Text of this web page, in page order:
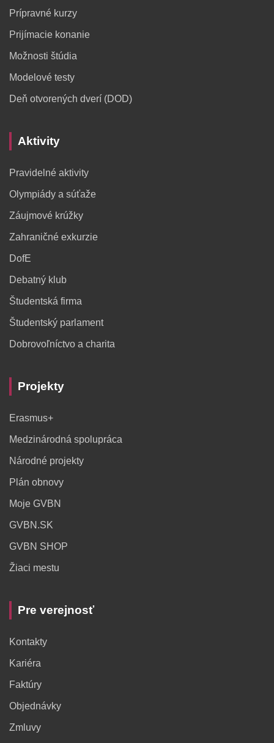
Prípravné kurzy
Prijímacie konanie
Možnosti štúdia
Modelové testy
Deň otvorených dverí (DOD)
Aktivity
Pravidelné aktivity
Olympiády a súťaže
Záujmové krúžky
Zahraničné exkurzie
DofE
Debatný klub
Študentská firma
Študentský parlament
Dobrovoľníctvo a charita
Projekty
Erasmus+
Medzinárodná spolupráca
Národné projekty
Plán obnovy
Moje GVBN
GVBN.SK
GVBN SHOP
Žiaci mestu
Pre verejnosť
Kontakty
Kariéra
Faktúry
Objednávky
Zmluvy